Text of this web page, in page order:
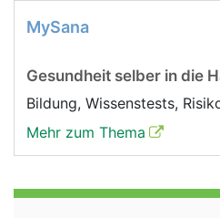
MySana
Gesundheit selber in die
Bildung, Wissenstests,
Mehr zum Thema